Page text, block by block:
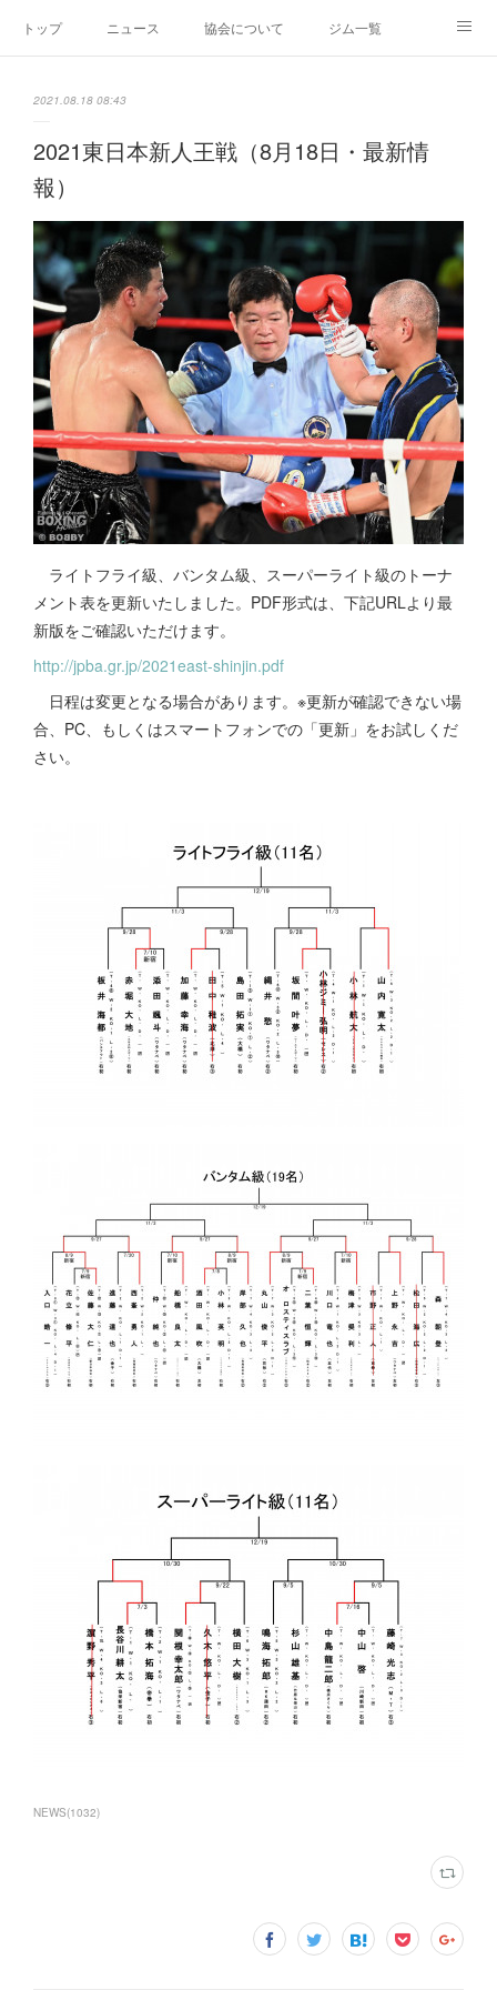
トップ ニュース 協会について ジム一覧
2021.08.18 08:43
2021東日本新人王戦（8月18日・最新情
報）
ライトフライ級、バンタム級、スーパーライト級のトーナ
メント表を更新いたしました。PDF形式は、下記URLより最
新版をご確認いただけます。
http://jpba.gr.jp/2021east-shinjin.pdf
日程は変更となる場合があります。※更新が確認できない場
合、PC、もしくはスマートフォンでの「更新」をお試しくだ
さい。
NEWS(1032)